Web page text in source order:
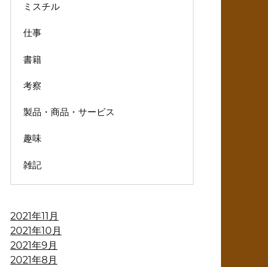
ミスチル
仕事
書籍
考察
製品・商品・サービス
趣味
雑記
2021年11月
2021年10月
2021年9月
2021年8月